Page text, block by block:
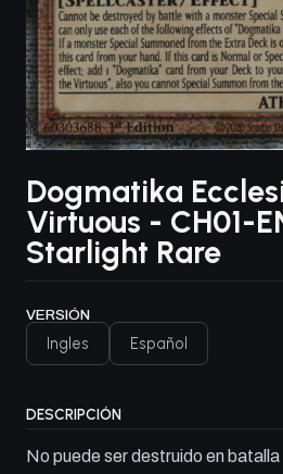
Dogmatika
Virtuous - CH01-
Starlight Rare
VERSIÓN
Ingles Español
DESCRIPCIÓN
No puede ser destruido en batalla